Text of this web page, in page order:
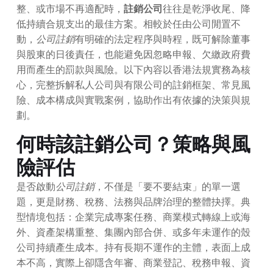
整、或市場不再適配時， 註銷公司 往往是乾淨收尾、降
低持續合規支出的最佳方案。相較於任由公司閒置不
動， 公司註銷有明確的法定程序與時程，既可解除董事
與股東的日後責任，也能避免因忽略申報、欠繳政府費
用而產生的罰款與風險。以下內容以香港法規實務為核
心，完整拆解私人公司與有限公司的註銷框架、常見風
險、成本構成與實戰案例，協助作出有依據的決策與規
劃。
何時該註銷公司？策略與風
險評估
是否啟動公司註銷，不僅是「要不要結束」的單一選
題，更是財務、稅務、法務與品牌治理的整體抉擇。典
型情境包括：企業完成專案任務、商業模式轉線上或海
外、資產架構重整、集團內部合併、或多年未運作的殼
公司持續產生成本。持有長期不運作的主體，表面上成
本不高，實際上卻隱含年審、商業登記、稅務申報、資